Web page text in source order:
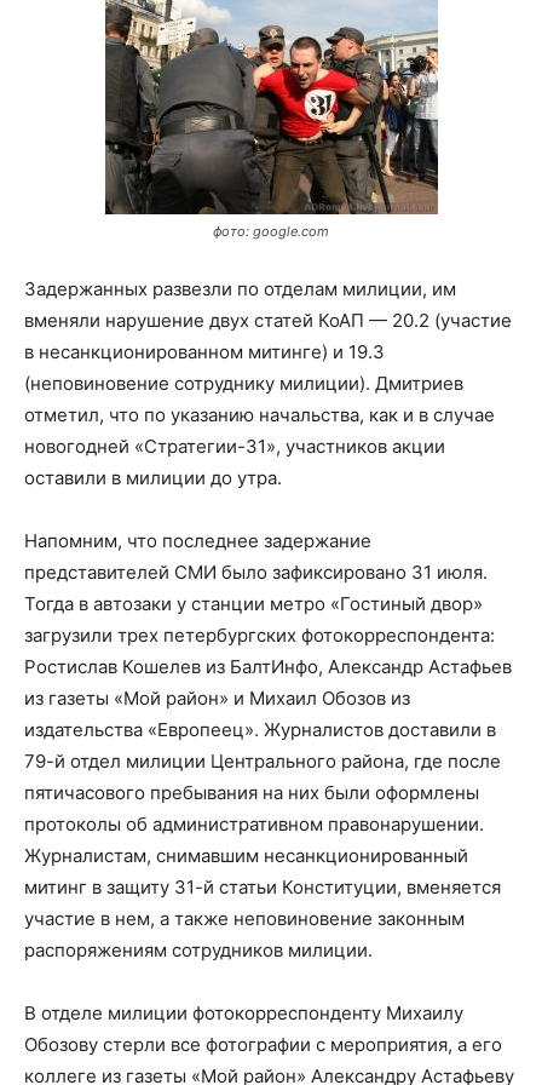
фото: google.com
Задержанных развезли по отделам милиции, им
вменяли нарушение двух статей КоАП — 20.2 (участие
в несанкционированном митинге) и 19.3
(неповиновение сотруднику милиции). Дмитриев
отметил, что по указанию начальства, как и в случае
новогодней «Стратегии-31», участников акции
оставили в милиции до утра.
Напомним, что последнее задержание
представителей СМИ было зафиксировано 31 июля.
Тогда в автозаки у станции метро «Гостиный двор»
загрузили трех петербургских фотокорреспондента:
Ростислав Кошелев из БалтИнфо, Александр Астафьев
из газеты «Мой район» и Михаил Обозов из
издательства «Европеец». Журналистов доставили в
79-й отдел милиции Центрального района, где после
пятичасового пребывания на них были оформлены
протоколы об административном правонарушении.
Журналистам, снимавшим несанкционированный
митинг в защиту 31-й статьи Конституции, вменяется
участие в нем, а также неповиновение законным
распоряжениям сотрудников милиции.
В отделе милиции фотокорреспонденту Михаилу
Обозову стерли все фотографии с мероприятия, а его
коллеге из газеты «Мой район» Александру Астафьеву